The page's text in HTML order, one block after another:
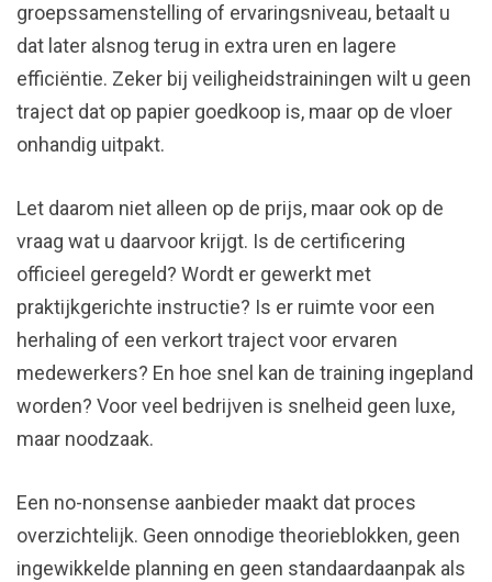
groepssamenstelling of ervaringsniveau, betaalt u
dat later alsnog terug in extra uren en lagere
efficiëntie. Zeker bij veiligheidstrainingen wilt u geen
traject dat op papier goedkoop is, maar op de vloer
onhandig uitpakt.
Let daarom niet alleen op de prijs, maar ook op de
vraag wat u daarvoor krijgt. Is de certificering
officieel geregeld? Wordt er gewerkt met
praktijkgerichte instructie? Is er ruimte voor een
herhaling of een verkort traject voor ervaren
medewerkers? En hoe snel kan de training ingepland
worden? Voor veel bedrijven is snelheid geen luxe,
maar noodzaak.
Een no-nonsense aanbieder maakt dat proces
overzichtelijk. Geen onnodige theorieblokken, geen
ingewikkelde planning en geen standaardaanpak als